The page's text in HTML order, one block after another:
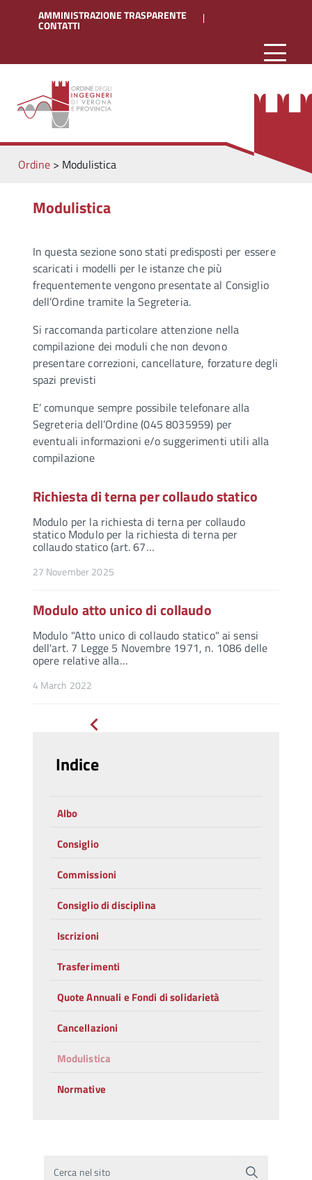
AMMINISTRAZIONE TRASPARENTE
CONTATTI
Ordine> Modulistica
Modulistica
In questa sezione sono stati predisposti per essere
scaricati i modelli per le istanze che più
frequentemente vengono presentate al Consiglio
dell’Ordine tramite la Segreteria.
Si raccomanda particolare attenzione nella
compilazione dei moduli che non devono
presentare correzioni, cancellature, forzature degli
spazi previsti
E’ comunque sempre possibile telefonare alla
Segreteria dell’Ordine (045 8035959) per
eventuali informazioni e/o suggerimenti utili alla
compilazione
Richiesta di terna per collaudo statico
Modulo per la richiesta di terna per collaudo
statico Modulo per la richiesta di terna per
collaudo statico (art. 67…
27 November 2025
Modulo atto unico di collaudo
Modulo "Atto unico di collaudo statico" ai sensi
dell'art. 7 Legge 5 Novembre 1971, n. 1086 delle
opere relative alla…
4 March 2022
Indice
Albo
Consiglio
Commissioni
Consiglio di disciplina
Iscrizioni
Trasferimenti
Quote Annuali e Fondi di solidarietà
Cancellazioni
Modulistica
Normative
Cerca nel sito